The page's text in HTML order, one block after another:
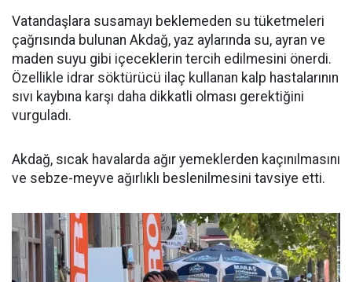
Vatandaşlara susamayı beklemeden su tüketmeleri
çağrısında bulunan Akdağ, yaz aylarında su, ayran ve
maden suyu gibi içeceklerin tercih edilmesini önerdi.
Özellikle idrar söktürücü ilaç kullanan kalp hastalarının
sıvı kaybına karşı daha dikkatli olması gerektiğini
vurguladı.
Akdağ, sıcak havalarda ağır yemeklerden kaçınılmasını
ve sebze-meyve ağırlıklı beslenilmesini tavsiye etti.